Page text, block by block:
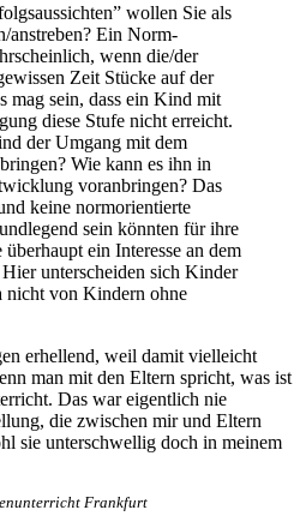
wollen Sie als
anstreben? Ein Norm-
wenn die/der
Zeit Stücke auf der
mag sein, dass ein Kind mit
diese Stufe nicht erreicht.
der Umgang mit dem
Wie kann es ihn in
voranbringen? Das
keine normorientierte
sein könnten für ihre
ein Interesse an dem
unterscheiden sich Kinder
nicht von Kindern ohne
erhellend, weil damit vielleicht
man mit den Eltern spricht, was ist
Das war eigentlich nie
die zwischen mir und Eltern
sie unterschwellig doch in meinem
Frankfurt